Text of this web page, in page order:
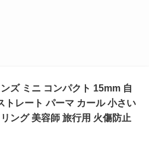
ズ ミニ コンパクト 15mm 自
トレート パーマ カール 小さい
ング 美容師 旅行用 火傷防止